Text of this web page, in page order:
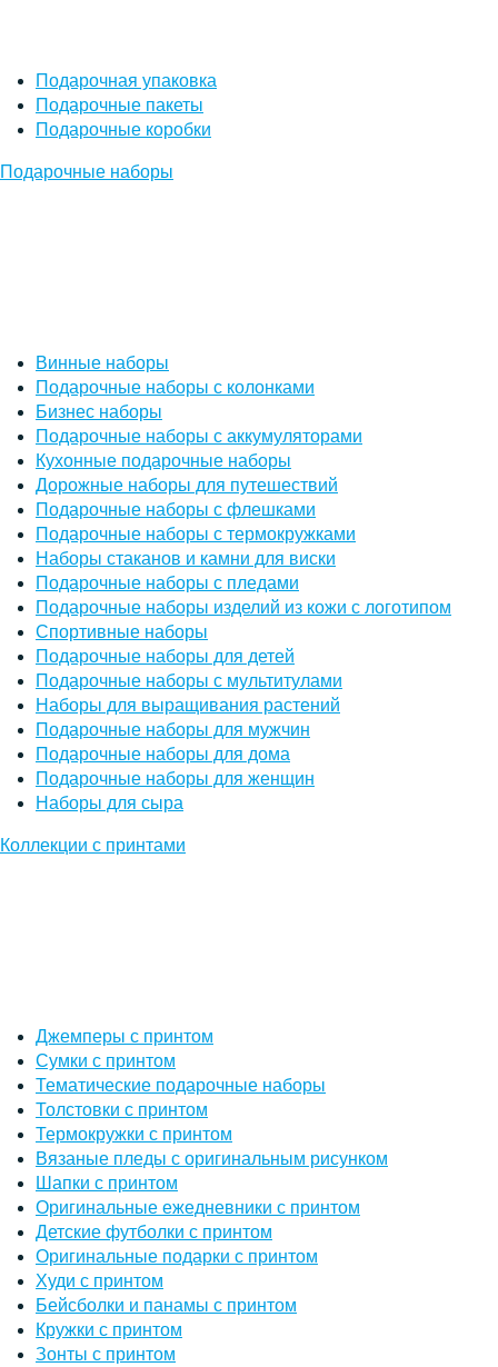
Подарочная упаковка
Подарочные пакеты
Подарочные коробки
Подарочные наборы
Винные наборы
Подарочные наборы с колонками
Бизнес наборы
Подарочные наборы с аккумуляторами
Кухонные подарочные наборы
Дорожные наборы для путешествий
Подарочные наборы с флешками
Подарочные наборы с термокружками
Наборы стаканов и камни для виски
Подарочные наборы с пледами
Подарочные наборы изделий из кожи с логотипом
Спортивные наборы
Подарочные наборы для детей
Подарочные наборы с мультитулами
Наборы для выращивания растений
Подарочные наборы для мужчин
Подарочные наборы для дома
Подарочные наборы для женщин
Наборы для сыра
Коллекции с принтами
Джемперы с принтом
Сумки с принтом
Тематические подарочные наборы
Толстовки с принтом
Термокружки с принтом
Вязаные пледы с оригинальным рисунком
Шапки с принтом
Оригинальные ежедневники с принтом
Детские футболки с принтом
Оригинальные подарки с принтом
Худи с принтом
Бейсболки и панамы с принтом
Кружки с принтом
Зонты с принтом